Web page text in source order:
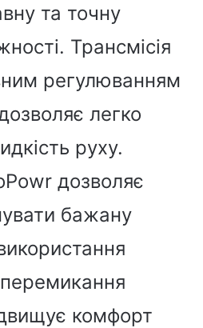
та точну
Трансмісія
регулюванням
легко
руху.
дозволяє
бажану
комфорт